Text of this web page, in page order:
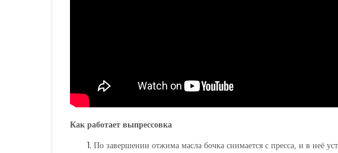
Как работает выпрессовка
По завершении отжима масла бочка снимается с пресса, и в неё